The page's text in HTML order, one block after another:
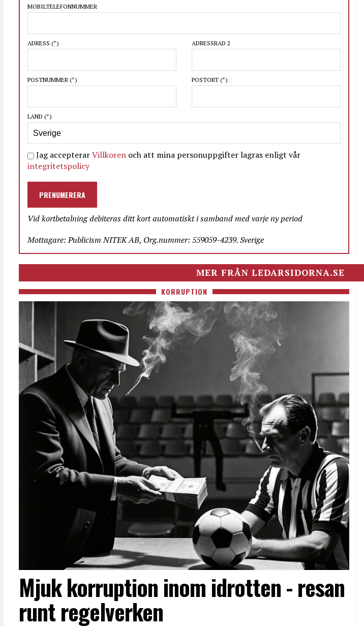
MOBILTELEFONNUMMER
ADRESS (*) ADRESSRAD 2
POSTNUMMER (*) POSTORT (*)
LAND (*)
Jag accepterarVillkoren och att mina personuppgifter lagras enligt vår
integritetspolicy
PRENUMERERA
Vid kortbetalning debiteras ditt kort automatiskt i samband med varje ny period
Mottagare: Publicism NITEK AB, Org.nummer: 559059-4239. Sverige
MER FRÅN LEDARSIDORNA.SE
KORRUPTION
Mjuk korruption inom idrotten - resan
runt regelverken